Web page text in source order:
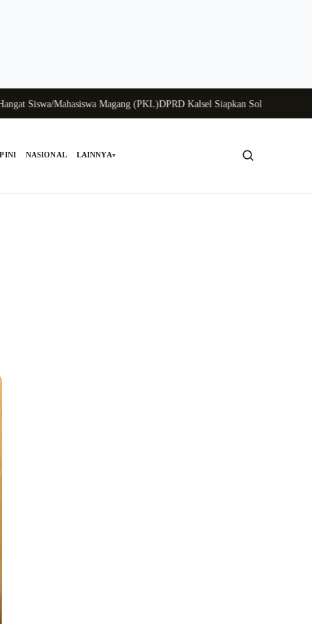
Siswa/Mahasiswa Magang (PKL)DPRD Kalsel Siapkan Solusi Krisis
NASIONAL LAINNYA▾